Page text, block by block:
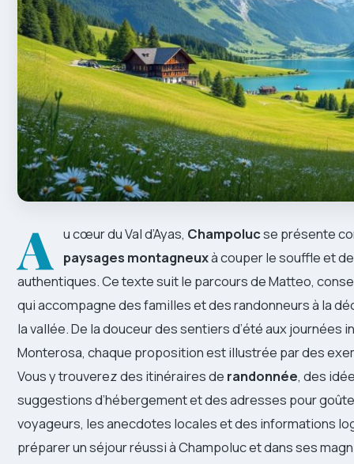
A u cœur du Val d’Ayas, Champolucse présente
paysages montagneuxà couper le souffle et
authentiques. Ce texte suit le parcours de Matteo,
qui accompagne des familles et des randonneurs à la
la vallée. De la douceur des sentiers d’été aux journées
Monterosa, chaque proposition est illustrée par des
Vous y trouverez des itinéraires de randonnée, des
suggestions d’hébergement et des adresses pour
voyageurs, les anecdotes locales et des informations
préparer un séjour réussi à Champoluc et dans ses